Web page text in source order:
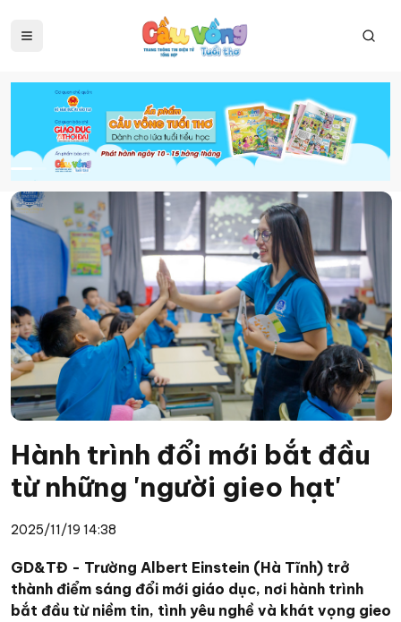
Hành trình đổi mới bắt đầu
từ những 'người gieo hạt'
2025/11/19 14:38
GD&TĐ - Trường Albert Einstein (Hà Tĩnh) trở
thành điểm sáng đổi mới giáo dục, nơi hành trình
bắt đầu từ niềm tin, tình yêu nghề và khát vọng gieo